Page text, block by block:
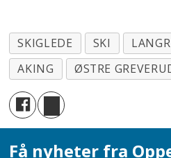
SKIGLEDE SKI
AKING
ØSTRE
Få nyheter fra